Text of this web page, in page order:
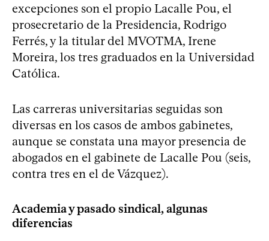
excepciones son el propio Lacalle Pou, el
prosecretario de la Presidencia, Rodrigo
Ferrés, y la titular del MVOTMA, Irene
Moreira, los tres graduados en la Universidad
Católica.
Las carreras universitarias seguidas son
diversas en los casos de ambos gabinetes,
aunque se constata una mayor presencia de
abogados en el gabinete de Lacalle Pou (seis,
contra tres en el de Vázquez).
Academia y pasado sindical, algunas
diferencias